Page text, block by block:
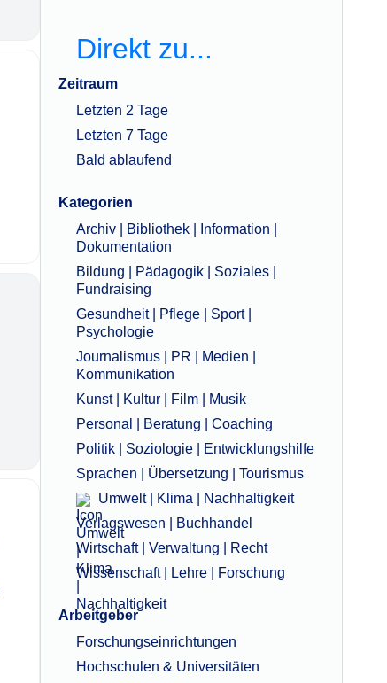
Direkt zu...
Zeitraum
Letzten 2 Tage
Letzten 7 Tage
Bald ablaufend
Kategorien
Archiv | Bibliothek | Information |
Dokumentation
Bildung | Pädagogik | Soziales |
Fundraising
Gesundheit | Pflege | Sport |
Psychologie
Journalismus | PR | Medien |
Kommunikation
Kunst | Kultur | Film | Musik
Personal | Beratung | Coaching
Politik | Soziologie | Entwicklungshilfe
Sprachen | Übersetzung | Tourismus
Umwelt | Klima | Nachhaltigkeit
Verlagswesen | Buchhandel
Wirtschaft | Verwaltung | Recht
Wissenschaft | Lehre | Forschung
Arbeitgeber
Forschungseinrichtungen
Hochschulen & Universitäten